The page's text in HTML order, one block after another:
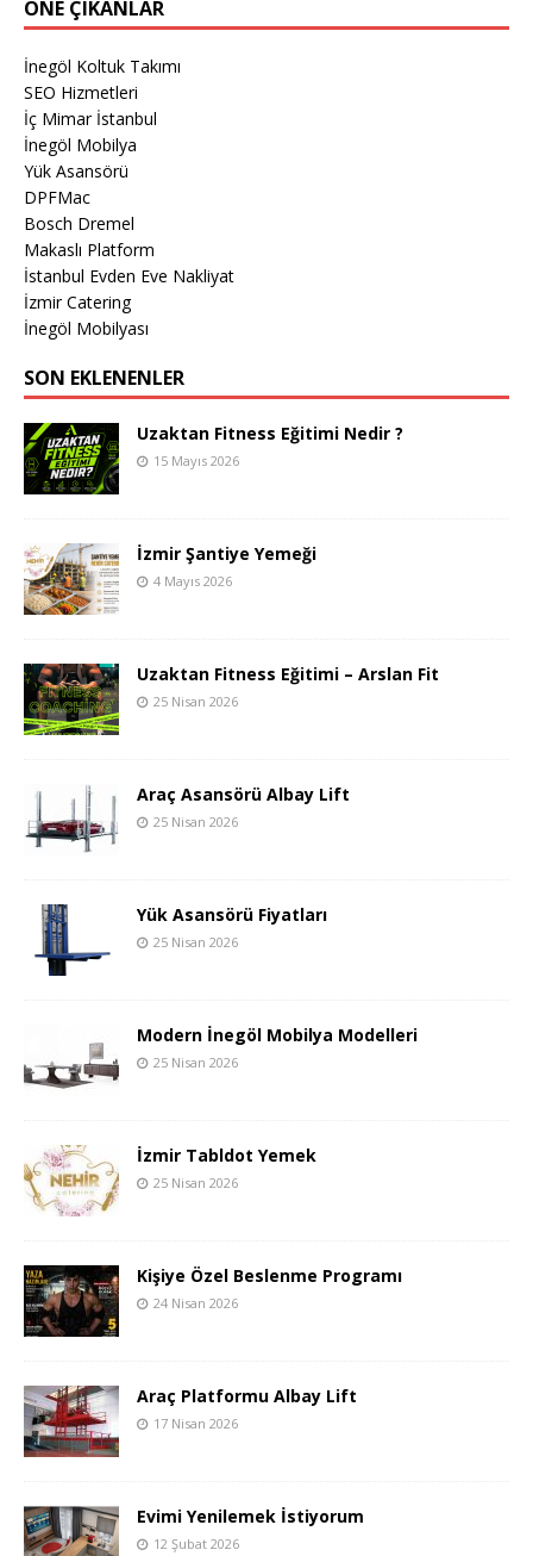
ÖNE ÇIKANLAR
İnegöl Koltuk Takımı
SEO Hizmetleri
İç Mimar İstanbul
İnegöl Mobilya
Yük Asansörü
DPFMac
Bosch Dremel
Makaslı Platform
İstanbul Evden Eve Nakliyat
İzmir Catering
İnegöl Mobilyası
SON EKLENENLER
Uzaktan Fitness Eğitimi Nedir ?
15 Mayıs 2026
İzmir Şantiye Yemeği
4 Mayıs 2026
Uzaktan Fitness Eğitimi – Arslan Fit
25 Nisan 2026
Araç Asansörü Albay Lift
25 Nisan 2026
Yük Asansörü Fiyatları
25 Nisan 2026
Modern İnegöl Mobilya Modelleri
25 Nisan 2026
İzmir Tabldot Yemek
25 Nisan 2026
Kişiye Özel Beslenme Programı
24 Nisan 2026
Araç Platformu Albay Lift
17 Nisan 2026
Evimi Yenilemek İstiyorum
12 Şubat 2026